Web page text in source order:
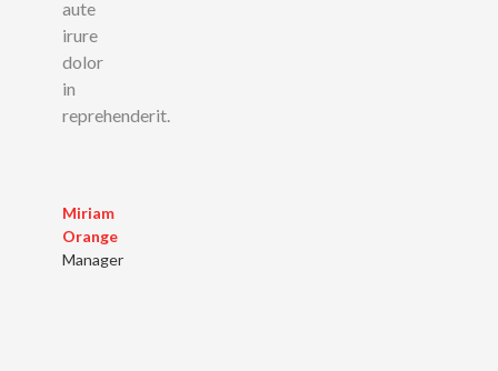
aute
irure
dolor
in
reprehenderit.
Miriam
Orange
Manager